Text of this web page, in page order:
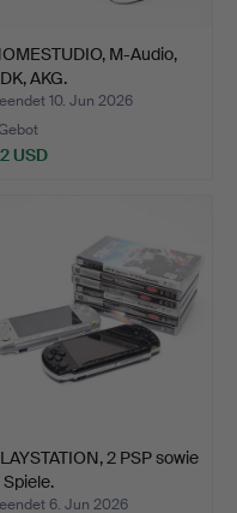
M-Audio,
AKG.
10. Jun 2026
USD
2 PSP sowie
6. Jun 2026